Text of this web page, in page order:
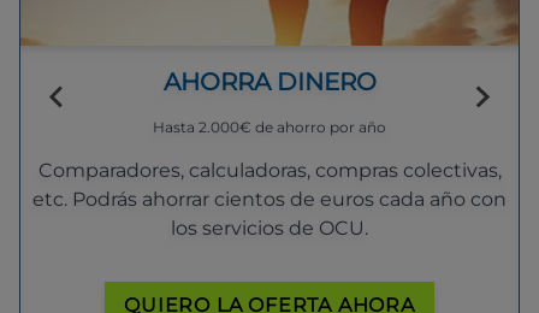
AHORRA DINERO
Hasta 2.000€ de ahorro por año
Comparadores, calculadoras, compras colectivas,
etc. Podrás ahorrar cientos de euros cada año con
los servicios de OCU.
QUIERO LA OFERTA AHORA